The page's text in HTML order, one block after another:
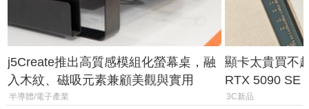
j5Create推出高質感模組化螢幕桌，融
入木紋、磁吸元素兼顧美觀與實用
半導體/電子產業
顯卡太貴買不
RTX 5090 SE
體
3C新品